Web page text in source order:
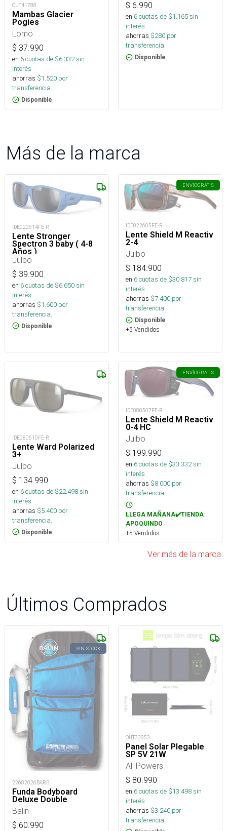
OUT41788
Mambas Glacier
Pogies
Lomo
$ 37.990
en 6cuotas de $6.332sin
interés
ahorras $1.520 por
transferencia.
Disponible
$ 6.990
en 6cuotas de $1.165sin
interés
ahorras $280 por
transferencia.
Disponible
Más de la marca
IDE022614FE-R
Lente Stronger
Spectron 3 baby ( 4-8
Años )
Julbo
$ 39.900
en 6cuotas de $6.650sin
interés
ahorras $1.600 por
transferencia.
Disponible
ENVÍOGRATIS
IDE022605FE-R
Lente Shield M Reactiv
2-4
Julbo
$ 184.900
en 6cuotas de $30.817sin
interés
ahorras $7.400 por
transferencia.
Disponible
+5 Vendidos
IDE080610FE-R
Lente Ward Polarized
3+
Julbo
$ 134.990
en 6cuotas de $22.498sin
interés
ahorras $5.400 por
transferencia.
Disponible
ENVÍOGRATIS
IDE080507FE-R
Lente Shield M Reactiv
0-4 HC
Julbo
$ 199.990
en 6cuotas de $33.332sin
interés
ahorras $8.000 por
transferencia.
LLEGA MAÑANA✔️TIENDA
APOQUINDO
+5 Vendidos
Ver más de la marca
Últimos Comprados
SIN STOCK
22682026BARB
Funda Bodyboard
Deluxe Double
Balin
$ 60.990
OUT33953
Panel Solar Plegable
SP 5V 21W
All Powers
$ 80.990
en 6cuotas de $13.498sin
interés
ahorras $3.240 por
transferencia.